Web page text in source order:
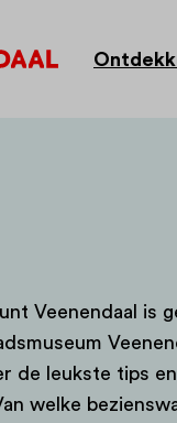
Veenendaal is
de leukste tips
welke